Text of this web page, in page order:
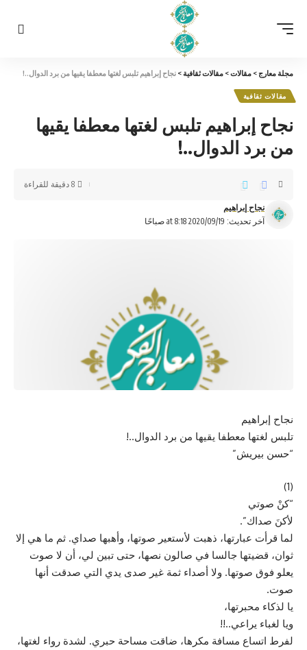
مجلة معارج> مقالات> مقالات ثقافية> نجاح إبراهيم تلبس لغتها معطفا يقيها من برد الدوال..!
مقالات ثقافية
نجاح إبراهيم تلبس لغتها معطفا يقيها
من برد الدوال..!
آخر تحديث: 2020/09/19 at 8:18 صباحًا
نجاح إبراهيم
8 دقيقة للقراءة
نجاح إبراهيم
تلبس لغتها معطفا يقيها من برد الدوال..!
“حسن بيريش”
(1)
“كنْ صوتي
لأكنَ صداك”.
لما قرأت عبارتها، ذهبت لأستعير صوتها، وأهبها صداي. ثم ما هي إلا
ثوان، قضيتها جالسا في صالون نصها، حتى تبين لي، أن لا صوت
يعلو فوق صوتها. ولا أصداء ثمة غير صدى يدي التي صدقت أنها
صوت.
يا لذكاء محبرتها،
ويا لغباء يراعي..!!
لفرط اتساع مسافة مكرها، ضاقت مساحة حبري. لشدة رواء لغتها،